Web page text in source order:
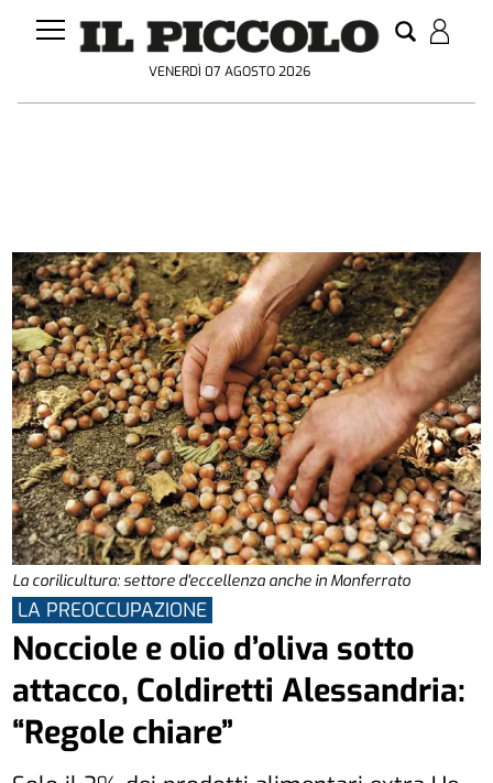
VENERDÌ 07 AGOSTO 2026
La corilicultura: settore d'eccellenza anche in Monferrato
LA PREOCCUPAZIONE
Nocciole e olio d’oliva sotto
attacco, Coldiretti Alessandria:
“Regole chiare”